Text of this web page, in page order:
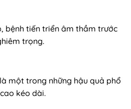
bệnh tiến triển âm thầm trước
trọng.
một trong những hậu quả phổ
kéo dài.